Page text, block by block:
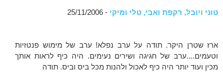
טוני ויובל, רקפת ואבי, טלי ומיקי - 25/11/2006
ארז שטרן היקר. תודה על ערב נפלא! ערב של מימוש פנטזיות
וטעמים....ערב של חגיגה ושירים נעימים. היה כיף לראות אותך
מכין ועוד יותר היה כיף לאכול ולהנות מכל ביס וביס. תודה